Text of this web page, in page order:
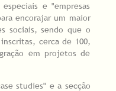
e "empresas
encorajar um maior
sociais, sendo que o
cerca de 100,
em projetos de
studies" e a secção